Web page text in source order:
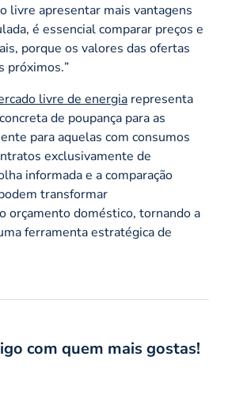
livre apresentar mais vantagens
é essencial comparar preços e
porque os valores das ofertas
próximos.”
livre de energia representa
de poupança para as
para aquelas com consumos
exclusivamente de
informada e a comparação
transformar
orçamento doméstico, tornando a
ferramenta estratégica de
com quem mais gostas!